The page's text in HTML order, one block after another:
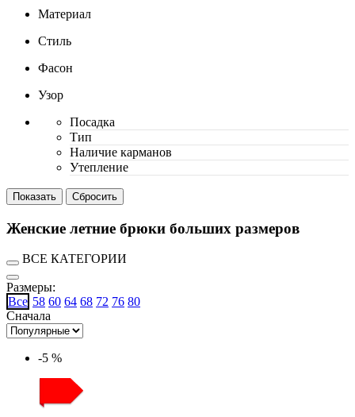
Материал
Стиль
Фасон
Узор
Посадка
Тип
Наличие карманов
Утепление
Женские летние брюки больших размеров
ВСЕ КАТЕГОРИИ
Размеры:
Все 58 60 64 68 72 76 80
Сначала
-5 %